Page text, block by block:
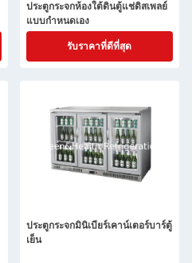
ประตูกระจกห้องใต้ดินตู้แช่ดิสเพลย์
แบบกำหนดเอง
รับราคาที่ดีที่สุด
ประตูกระจกมินิเบียร์เคาน์เตอร์บาร์ตู้
เย็น